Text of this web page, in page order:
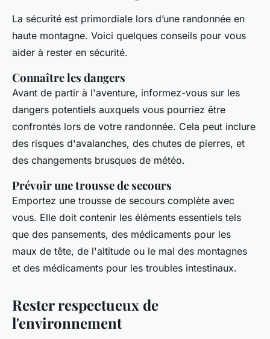
La sécurité est primordiale lors d’une randonnée en
haute montagne. Voici quelques conseils pour vous
aider à rester en sécurité.
Connaître les dangers
Avant de partir à l'aventure, informez-vous sur les
dangers potentiels auxquels vous pourriez être
confrontés lors de votre randonnée. Cela peut inclure
des risques d'avalanches, des chutes de pierres, et
des changements brusques de météo.
Prévoir une trousse de secours
Emportez une trousse de secours complète avec
vous. Elle doit contenir les éléments essentiels tels
que des pansements, des médicaments pour les
maux de tête, de l'altitude ou le mal des montagnes
et des médicaments pour les troubles intestinaux.
Rester respectueux de
l'environnement